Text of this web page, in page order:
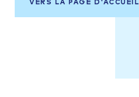
VERS LA PAGE D'ACCUEIL